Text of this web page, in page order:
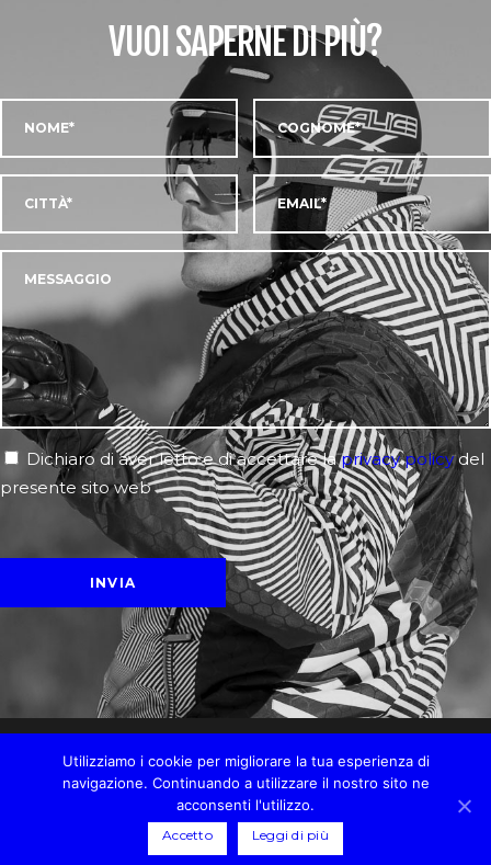
VUOI SAPERNE DI PIÙ?
Dichiaro di aver letto e di accettare laprivacy policydel
presente sito web
©2020 BLARDONE MASSIMILIANO P.Iva 02547100038
Credits. Privacy.Cookies
Utilizziamo i cookie per migliorare la tua esperienza di
navigazione. Continuando a utilizzare il nostro sito ne
acconsenti l'utilizzo.
Accetto Leggi di più